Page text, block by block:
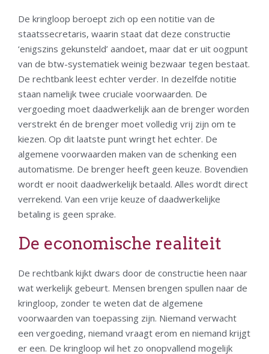
De kringloop beroept zich op een notitie van de
staatssecretaris, waarin staat dat deze constructie
‘enigszins gekunsteld’ aandoet, maar dat er uit oogpunt
van de btw-systematiek weinig bezwaar tegen bestaat.
De rechtbank leest echter verder. In dezelfde notitie
staan namelijk twee cruciale voorwaarden. De
vergoeding moet daadwerkelijk aan de brenger worden
verstrekt én de brenger moet volledig vrij zijn om te
kiezen. Op dit laatste punt wringt het echter. De
algemene voorwaarden maken van de schenking een
automatisme. De brenger heeft geen keuze. Bovendien
wordt er nooit daadwerkelijk betaald. Alles wordt direct
verrekend. Van een vrije keuze of daadwerkelijke
betaling is geen sprake.
De economische realiteit
De rechtbank kijkt dwars door de constructie heen naar
wat werkelijk gebeurt. Mensen brengen spullen naar de
kringloop, zonder te weten dat de algemene
voorwaarden van toepassing zijn. Niemand verwacht
een vergoeding, niemand vraagt erom en niemand krijgt
er een. De kringloop wil het zo onopvallend mogelijk